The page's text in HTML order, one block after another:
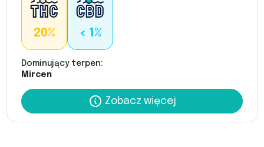
20% < 1%
Dominujący terpen:
Mircen
Zobacz więcej